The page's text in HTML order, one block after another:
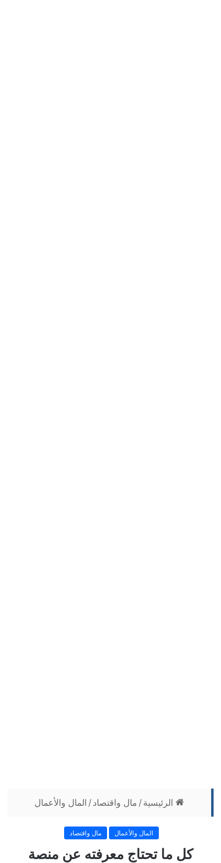
الرئيسية/ مال واقتصاد/ المال والأعمال
المال والأعمال مال واقتصاد
كل ما تحتاج معرفته عن منصة